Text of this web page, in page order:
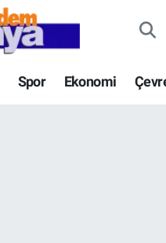
Spor Ekonomi